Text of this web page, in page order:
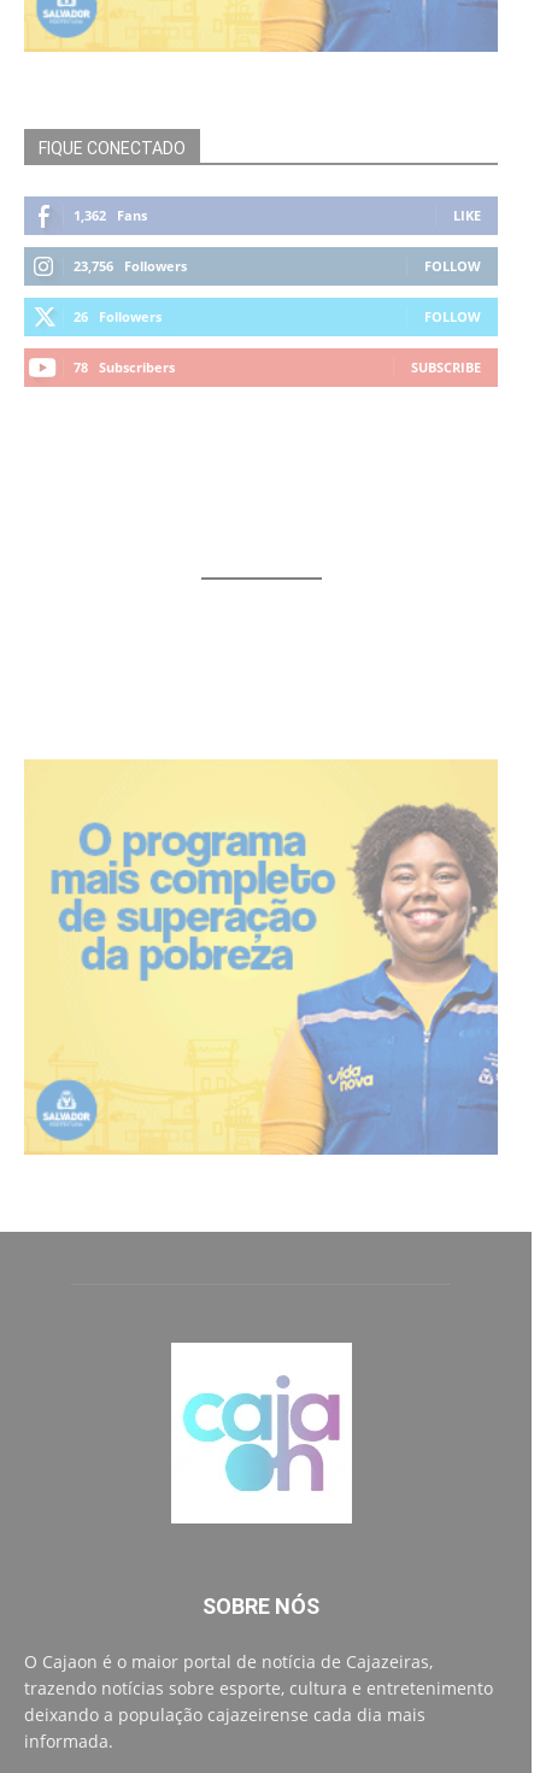
FIQUE CONECTADO
1,362 Fans LIKE
23,756 Followers FOLLOW
26 Followers FOLLOW
78 Subscribers SUBSCRIBE
SOBRE NÓS
O Cajaon é o maior portal de notícia de Cajazeiras,
trazendo notícias sobre esporte, cultura e entretenimento
deixando a população cajazeirense cada dia mais
informada.